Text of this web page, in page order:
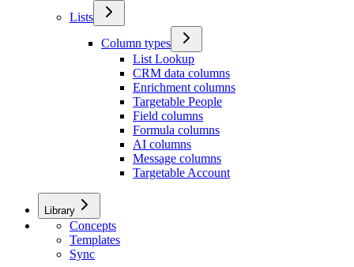
Lists
Column types
List Lookup
CRM data columns
Enrichment columns
Targetable People
Field columns
Formula columns
AI columns
Message columns
Targetable Account
Library
Concepts
Templates
Sync